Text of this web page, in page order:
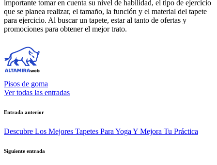
importante tomar en cuenta su nivel de habilidad, el tipo de ejercicio
que se planea realizar, el tamaño, la función y el material del tapete
para ejercicio. Al buscar un tapete, estar al tanto de ofertas y
promociones para obtener el mejor trato.
Pisos de goma
Ver todas las entradas
Navegación
de
Entrada anterior
Descubre Los Mejores Tapetes Para Yoga Y Mejora Tu Práctica
Siguiente entrada